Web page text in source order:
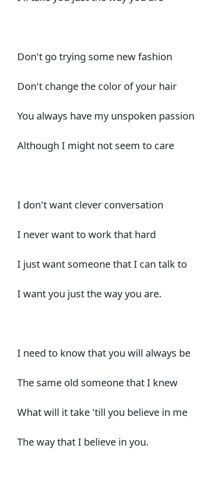
Don't go trying some new fashion
Don't change the color of your hair
You always have my unspoken passion
Although I might not seem to care
I don't want clever conversation
I never want to work that hard
I just want someone that I can talk to
I want you just the way you are.
I need to know that you will always be
The same old someone that I knew
What will it take 'till you believe in me
The way that I believe in you.